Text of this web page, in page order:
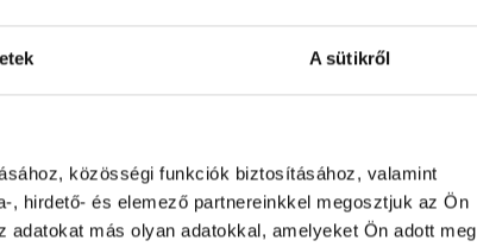
A sütikről
közösségi funkciók biztosításához, valamint
hirdető- és elemező partnereinkkel megosztjuk az Ön
más olyan adatokkal, amelyeket Ön adott meg